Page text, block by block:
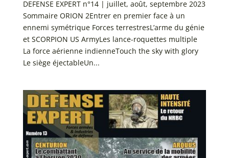
DEFENSE EXPERT n°14 | juillet, août, septembre 2023
Sommaire ORION 2Entrer en premier face à un
ennemi symétrique Forces terrestresL’arme du génie
et SCORPION US ArmyLes lance-roquettes multiple
La force aérienne indienneTouch the sky with glory
Le siège éjectableUn...